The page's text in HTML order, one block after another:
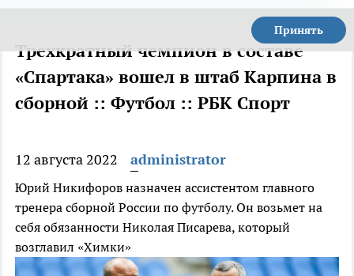
Принять
Трехкратный чемпион в составе
«Спартака» вошел в штаб Карпина в
сборной :: Футбол :: РБК Спорт
12 августа 2022 administrator
Юрий Никифоров назначен ассистентом главного
тренера сборной России по футболу. Он возьмет на
себя обязанности Николая Писарева, который
возглавил «Химки»